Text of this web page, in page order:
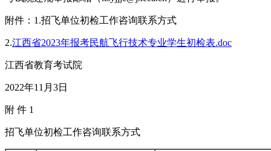
附件：1.招飞单位初检工作咨询联系方式
2.江西省2023年报考民航飞行技术专业学生初检表.doc
江西省教育考试院
2022年11月3日
附 件 1
招飞单位初检工作咨询联系方式